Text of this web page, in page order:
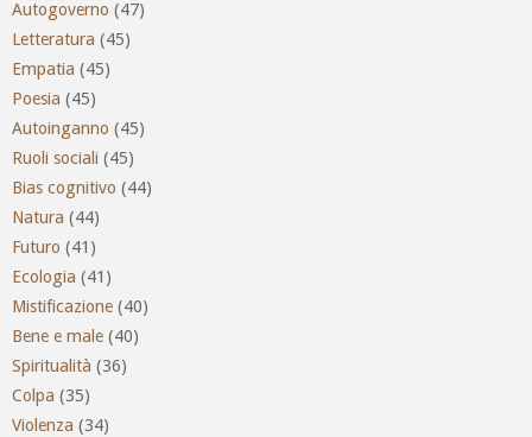
Autogoverno (47)
Letteratura (45)
Empatia (45)
Poesia (45)
Autoinganno (45)
Ruoli sociali (45)
Bias cognitivo (44)
Natura (44)
Futuro (41)
Ecologia (41)
Mistificazione (40)
Bene e male (40)
Spiritualità (36)
Colpa (35)
Violenza (34)